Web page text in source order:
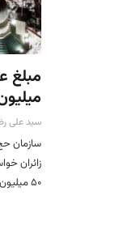
سید علی
سازمان
۵۰ میلیون تومان بیشتر از سال گذشته است.